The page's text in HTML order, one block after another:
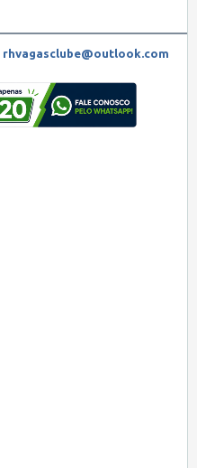
rhvagasclube@outlook.com